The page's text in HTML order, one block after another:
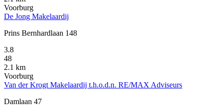
Voorburg
De Jong Makelaardij
Prins Bernhardlaan 148
3.8
48
2.1 km
Voorburg
Van der Krogt Makelaardij t.h.o.d.n. RE/MAX Adviseurs
Damlaan 47